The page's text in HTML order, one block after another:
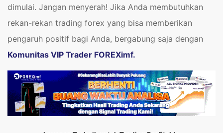
dimulai. Jangan menyerah! Jika Anda membutuhkan
rekan-rekan trading forex yang bisa memberikan
pengaruh positif bagi Anda, bergabung saja dengan
Komunitas VIP Trader FOREXimf.